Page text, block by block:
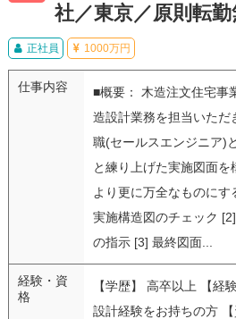
社／東京／原則転勤
正社員 1000万円
仕事内容
■概要： 木造注文住宅事
造設計業務を担当いた
職(セールスエンジニア)
と練り上げた実施図面
より更に万全なものに
実施構造図のチェック
の指示 [3] 最終図面...
経験・資
格
【学歴】 高卒以上 【経
設計経験をお持ちの方